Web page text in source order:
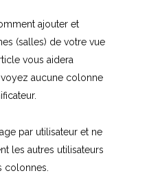
ajouter et
(salles) de votre vue
vous aidera
aucune colonne
par utilisateur et ne
les autres utilisateurs
colonnes.